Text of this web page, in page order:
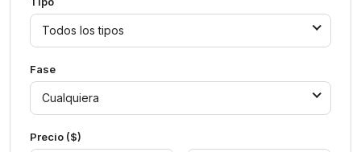
Todos los tipos
Fase
Cualquiera
Precio ($)